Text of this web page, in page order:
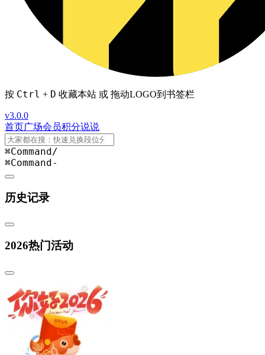
按 Ctrl + D 收藏本站 或 拖动LOGO到书签栏
v3.0.0
首页广场会员积分说说
⌘Command/
⌘Command-
历史记录
2026热门活动